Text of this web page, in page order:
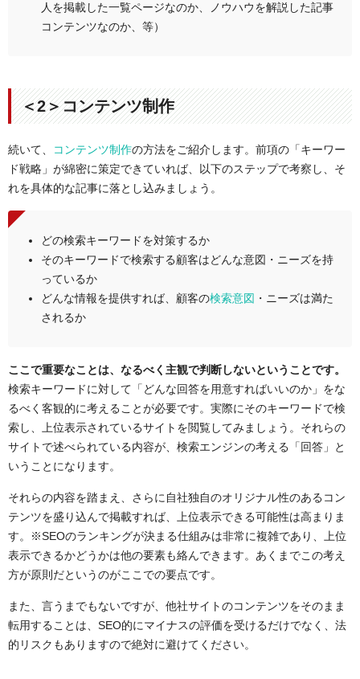
人を掲載した一覧ページなのか、ノウハウを解説した記事
コンテンツなのか、等）
＜2＞コンテンツ制作
続いて、 コンテンツ制作の方法をご紹介します。前項の「キーワー
ド戦略」が綿密に策定できていれば、以下のステップで考察し、そ
れを具体的な記事に落とし込みましょう。
どの検索キーワードを対策するか
そのキーワードで検索する顧客はどんな意図・ニーズを持
っているか
どんな情報を提供すれば、顧客の検索意図 ・ニーズは満た
されるか
ここで重要なことは、なるべく主観で判断しないということです。
検索キーワードに対して「どんな回答を用意すればいいのか」をな
るべく客観的に考えることが必要です。実際にそのキーワードで検
索し、上位表示されているサイトを閲覧してみましょう。それらの
サイトで述べられている内容が、検索エンジンの考える「回答」と
いうことになります。
それらの内容を踏まえ、さらに自社独自のオリジナル性のあるコン
テンツを盛り込んで掲載すれば、上位表示できる可能性は高まりま
す。※SEOのランキングが決まる仕組みは非常に複雑であり、上位
表示できるかどうかは他の要素も絡んできます。あくまでこの考え
方が原則だというのがここでの要点です。
また、言うまでもないですが、他社サイトのコンテンツをそのまま
転用することは、SEO的にマイナスの評価を受けるだけでなく、法
的リスクもありますので絶対に避けてください。